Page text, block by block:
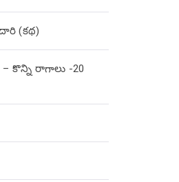
(కథ)
– కొన్ని రాగాలు -20